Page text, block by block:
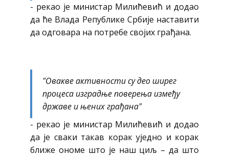
- рекао је министар Милићевић и додао
да ће Влада Републике Србије наставити
да одговара на потребе својих грађана.
"Овакве активности су део ширег
процеса изградње поверења између
државе и њених грађана"
- рекао је министар Милићевић и додао
да је сваки такав корак уједно и корак
ближе ономе што је наш циљ – да што